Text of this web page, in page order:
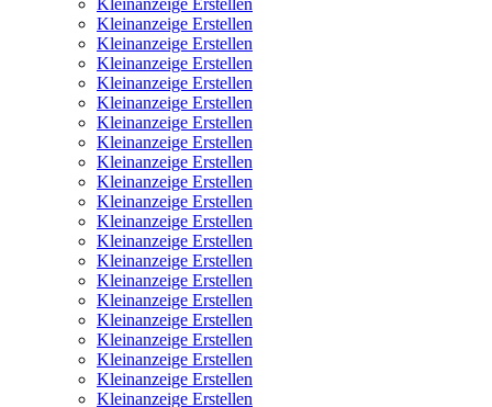
Kleinanzeige Erstellen
Kleinanzeige Erstellen
Kleinanzeige Erstellen
Kleinanzeige Erstellen
Kleinanzeige Erstellen
Kleinanzeige Erstellen
Kleinanzeige Erstellen
Kleinanzeige Erstellen
Kleinanzeige Erstellen
Kleinanzeige Erstellen
Kleinanzeige Erstellen
Kleinanzeige Erstellen
Kleinanzeige Erstellen
Kleinanzeige Erstellen
Kleinanzeige Erstellen
Kleinanzeige Erstellen
Kleinanzeige Erstellen
Kleinanzeige Erstellen
Kleinanzeige Erstellen
Kleinanzeige Erstellen